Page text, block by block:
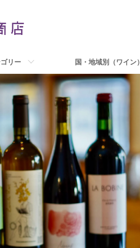
リー 国・地域別（ワイン）